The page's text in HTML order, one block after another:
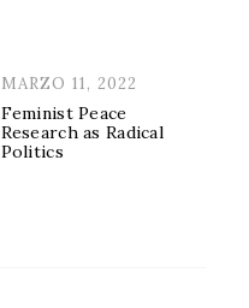
POSTED
ON
MARZO 11, 2022
Feminist Peace
Research as Radical
Politics